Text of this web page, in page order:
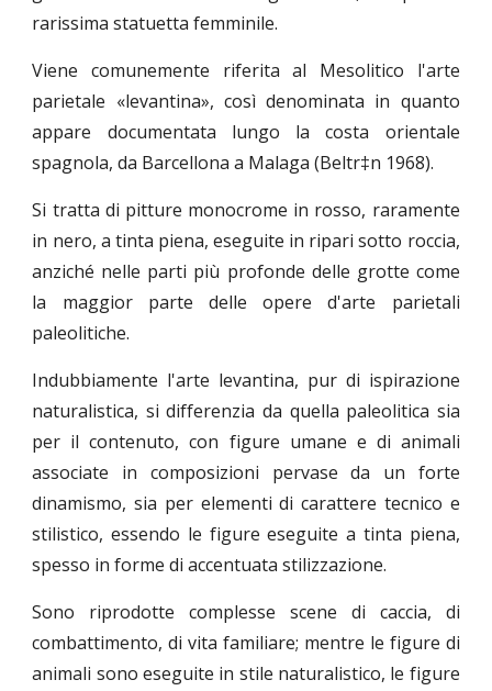
rarissima statuetta femminile.
Viene comunemente riferita al Mesolitico l'arte
parietale «levantina», così denominata in quanto
appare documentata lungo la costa orientale
spagnola, da Barcellona a Malaga (Beltr‡n 1968).
Si tratta di pitture monocrome in rosso, raramente
in nero, a tinta piena, eseguite in ripari sotto roccia,
anziché nelle parti più profonde delle grotte come
la maggior parte delle opere d'arte parietali
paleolitiche.
Indubbiamente l'arte levantina, pur di ispirazione
naturalistica, si differenzia da quella paleolitica sia
per il contenuto, con figure umane e di animali
associate in composizioni pervase da un forte
dinamismo, sia per elementi di carattere tecnico e
stilistico, essendo le figure eseguite a tinta piena,
spesso in forme di accentuata stilizzazione.
Sono riprodotte complesse scene di caccia, di
combattimento, di vita familiare; mentre le figure di
animali sono eseguite in stile naturalistico, le figure